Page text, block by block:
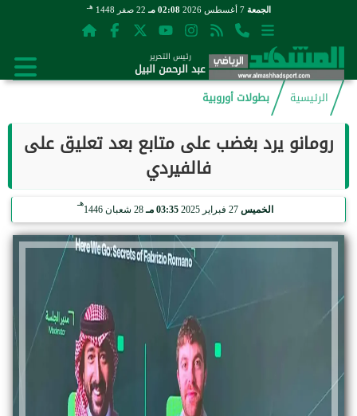
الجمعة 7 أغسطس 2026 02:08 مـ 22 صفر 1448 هـ
رئيس التحرير
عبد الرحمن البيل
الرئيسية
بطولات أوروبية
رومانو يرد بغضب على متابع بعد تعليق على
فالفيردي
الخميس 03:35 مـ 28 شعبان 1446
هـ